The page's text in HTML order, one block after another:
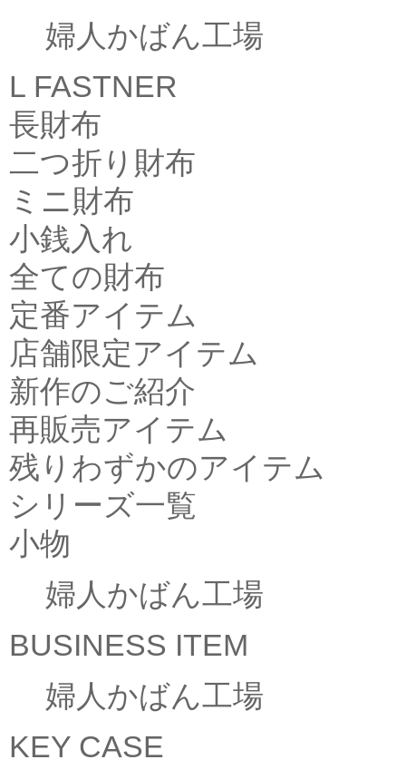
婦人かばん工場
L FASTNER
長財布
二つ折り財布
ミニ財布
小銭入れ
全ての財布
定番アイテム
店舗限定アイテム
新作のご紹介
再販売アイテム
残りわずかのアイテム
シリーズ一覧
小物
婦人かばん工場
BUSINESS ITEM
婦人かばん工場
KEY CASE